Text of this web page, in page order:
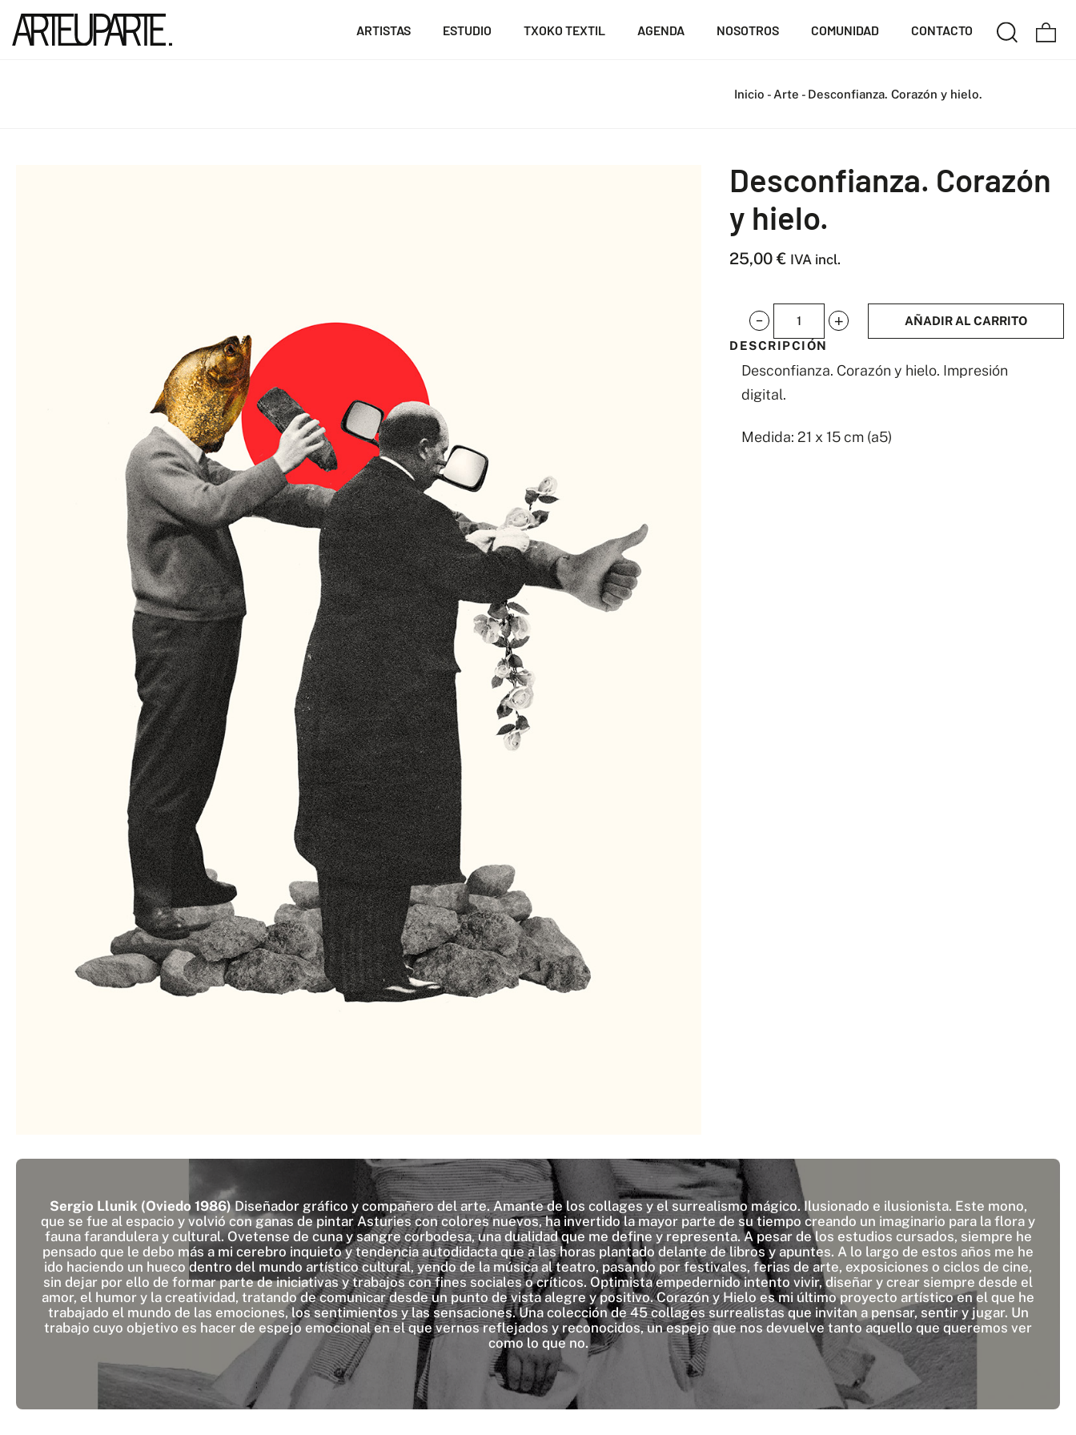
ARTISTAS ESTUDIO TXOKO TEXTIL AGENDA NOSOTROS COMUNIDAD CONTACTO
Inicio - Arte - Desconfianza. Corazón y hielo.
Desconfianza. Corazón
y hielo.
25,00€ IVA incl.
Desconfianza.
Corazón
y
hielo.
cantidad
AÑADIR AL CARRITO
DESCRIPCIÓN
Desconfianza. Corazón y hielo. Impresión
digital.
Medida: 21 x 15 cm (a5)
Sergio Llunik (Oviedo 1986)Diseñador gráfico y compañero del arte. Amante de los collages y el surrealismo mágico. Ilusionado e ilusionista. Este mono,
que se fue al espacio y volvió con ganas de pintar Asturies con colores nuevos, ha invertido la mayor parte de su tiempo creando un imaginario para la flora y
fauna farandulera y cultural. Ovetense de cuna y sangre corbodesa, una dualidad que me define y representa. A pesar de los estudios cursados, siempre he
pensado que le debo más a mi cerebro inquieto y tendencia autodidacta que a las horas plantado delante de libros y apuntes. A lo largo de estos años me he
ido haciendo un hueco dentro del mundo artístico cultural, yendo de la música al teatro, pasando por festivales, ferias de arte, exposiciones o ciclos de cine,
sin dejar por ello de formar parte de iniciativas y trabajos con fines sociales o críticos. Optimista empedernido intento vivir, diseñar y crear siempre desde el
amor, el humor y la creatividad, tratando de comunicar desde un punto de vista alegre y positivo. Corazón y Hielo es mi último proyecto artístico en el que he
trabajado el mundo de las emociones, los sentimientos y las sensaciones. Una colección de 45 collages surrealistas que invitan a pensar, sentir y jugar. Un
trabajo cuyo objetivo es hacer de espejo emocional en el que vernos reflejados y reconocidos, un espejo que nos devuelve tanto aquello que queremos ver
como lo que no.